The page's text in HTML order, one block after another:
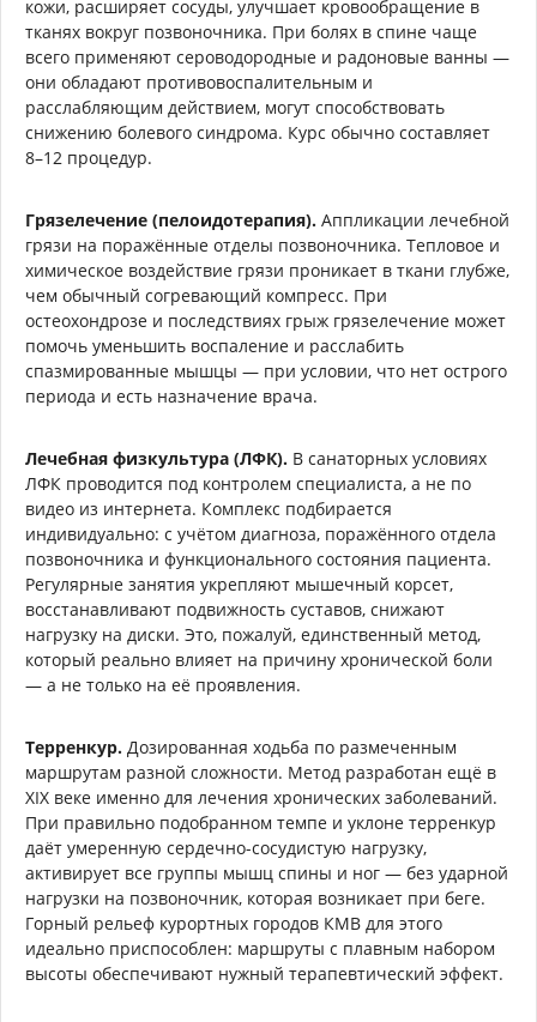
кожи, расширяет сосуды, улучшает кровообращение в
тканях вокруг позвоночника. При болях в спине чаще
всего применяют сероводородные и радоновые ванны —
они обладают противовоспалительным и
расслабляющим действием, могут способствовать
снижению болевого синдрома. Курс обычно составляет
8–12 процедур.
Грязелечение (пелоидотерапия). Аппликации лечебной
грязи на поражённые отделы позвоночника. Тепловое и
химическое воздействие грязи проникает в ткани глубже,
чем обычный согревающий компресс. При
остеохондрозе и последствиях грыж грязелечение может
помочь уменьшить воспаление и расслабить
спазмированные мышцы — при условии, что нет острого
периода и есть назначение врача.
Лечебная физкультура (ЛФК). В санаторных условиях
ЛФК проводится под контролем специалиста, а не по
видео из интернета. Комплекс подбирается
индивидуально: с учётом диагноза, поражённого отдела
позвоночника и функционального состояния пациента.
Регулярные занятия укрепляют мышечный корсет,
восстанавливают подвижность суставов, снижают
нагрузку на диски. Это, пожалуй, единственный метод,
который реально влияет на причину хронической боли
— а не только на её проявления.
Терренкур. Дозированная ходьба по размеченным
маршрутам разной сложности. Метод разработан ещё в
XIX веке именно для лечения хронических заболеваний.
При правильно подобранном темпе и уклоне терренкур
даёт умеренную сердечно-сосудистую нагрузку,
активирует все группы мышц спины и ног — без ударной
нагрузки на позвоночник, которая возникает при беге.
Горный рельеф курортных городов КМВ для этого
идеально приспособлен: маршруты с плавным набором
высоты обеспечивают нужный терапевтический эффект.